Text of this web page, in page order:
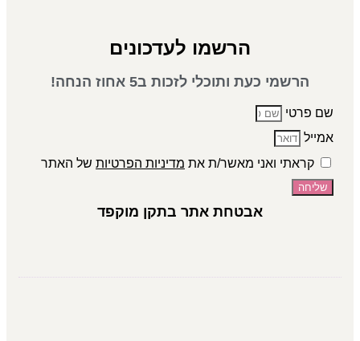
הרשמו לעדכונים
הרשמי כעת ותוכלי לזכות ב5 אחוז הנחה!
שם פרטי
אמייל
קראתי ואני מאשר/ת את מדיניות הפרטיות של האתר
שליחה
אבטחת אתר בתקן מוקפד